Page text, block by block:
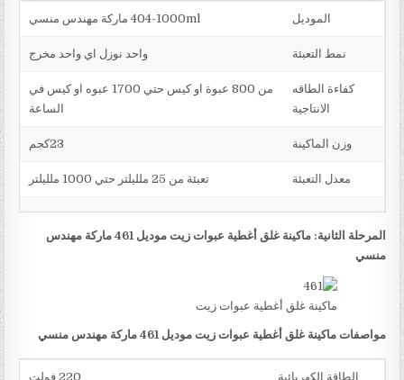
الموديل 404-1000ml ماركة مهندس منسي
نمط التعبئة واحد نوزل اي واحد مخرج
كفاءة الطاقه
الانتاجية
من 800 عبوة او كيس حتي 1700 عبوه او كيس في
الساعة
وزن الماكينة
معدل التعبئة تعبئة من 25 ملليلتر حتي 1000 ملليلتر
المرحلة الثانية: ماكينة غلق أغطية عبوات زيت موديل 461 ماركة مهندس
منسي
ماكينة غلق أغطية عبوات زيت
مواصفات ماكينة غلق أغطية عبوات زيت موديل 461 ماركة مهندس منسي
الطاقة الكهربائية 220 فولت